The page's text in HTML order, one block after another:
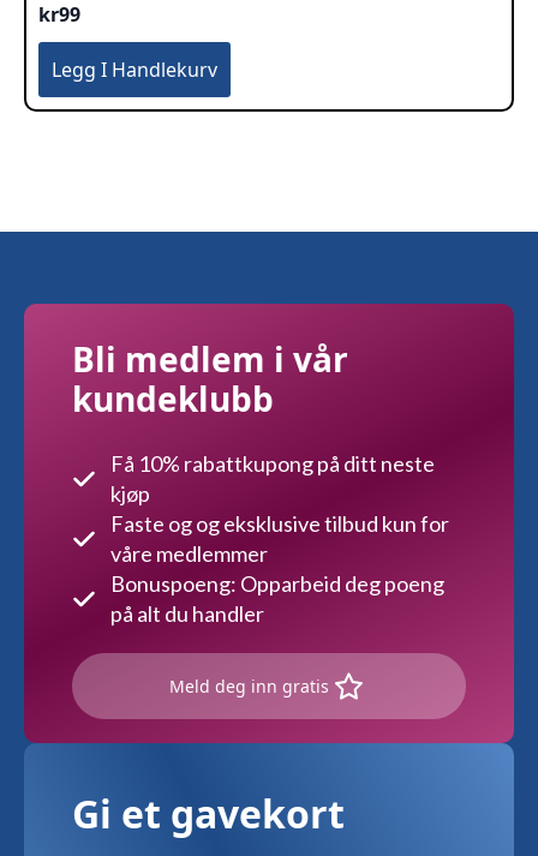
kr99
Legg I Handlekurv
Bli medlem i vår
kundeklubb
Få 10% rabattkupong på ditt neste
kjøp
Faste og og eksklusive tilbud kun for
våre medlemmer
Bonuspoeng: Opparbeid deg poeng
på alt du handler
Meld deg inn gratis
Gi et gavekort